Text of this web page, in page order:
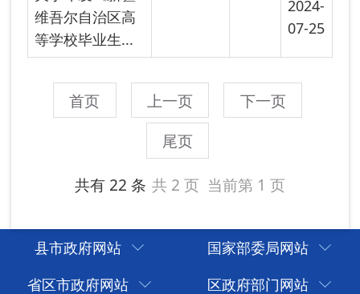
县市政府网站
国家部委局网站
省区市政府网站
区政府部门网站